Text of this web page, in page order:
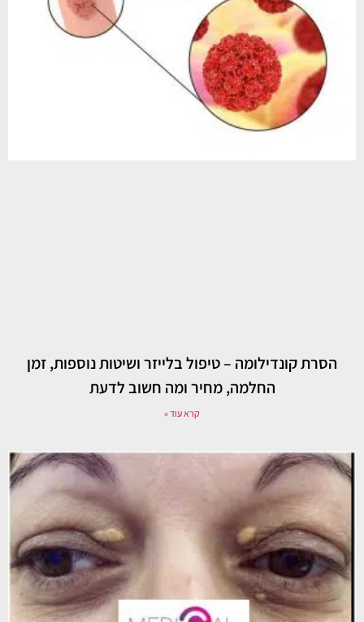
הסרת קונדילומה – טיפול בלייזר ושיטות נוספות, זמן
החלמה, מחיר ומה חשוב לדעת
קרא עוד »